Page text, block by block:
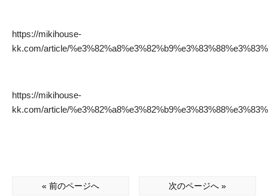
https://mikihouse-
kk.com/article/
https://mikihouse-
kk.com/article/
« 前のページへ 次のページへ »